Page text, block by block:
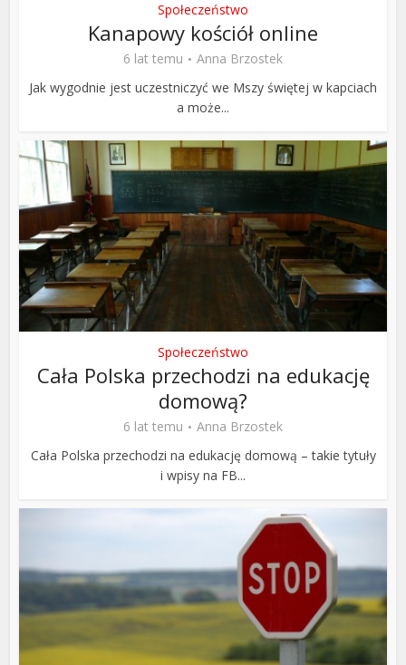
Społeczeństwo
Kanapowy kościół online
6 lat temu
Anna Brzostek
Jak wygodnie jest uczestniczyć we Mszy świętej w kapciach
a może...
Społeczeństwo
Cała Polska przechodzi na edukację
domową?
6 lat temu
Anna Brzostek
Cała Polska przechodzi na edukację domową – takie tytuły
i wpisy na FB...